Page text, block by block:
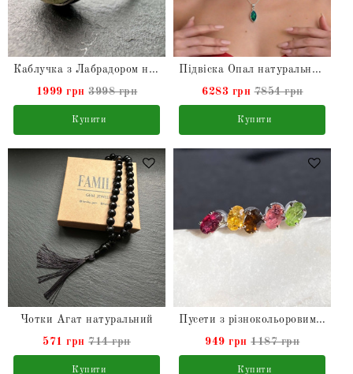
Каблучка з Лабрадором натуральним з срібла
1999 грн 3998 грн
Купити
Підвіска Опал натуральний у сріблі на ланцюжку
6283 грн 7854 грн
Купити
Чотки Агат натуральний
571 грн 714 грн
Купити
Пусети з різнокольоровими натуральними Турмалінами срібні
949 грн 1187 грн
Купити